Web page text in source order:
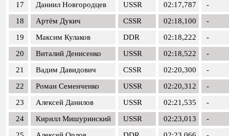
17
Даниил Новгородцев USSR 02:17,787
-
18
Артём Дукич CSSR 02:18,100
-
19
Максим Кулаков DDR 02:18,222
-
20
Виталий Денисенко USSR 02:18,522
-
21
Вадим Давидович CSSR 02:20,300
-
22
Роман Семенченко USSR 02:20,312
-
23
Алексей Данилов USSR 02:21,535
-
24
Кирилл Мишуринский USSR 02:23,013
-